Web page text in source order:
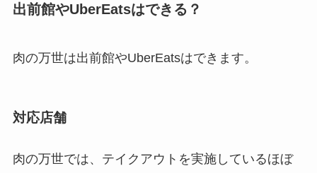
出前館やUberEatsはできる？
肉の万世は出前館やUberEatsはできます。
対応店舗
肉の万世では、テイクアウトを実施しているほぼ